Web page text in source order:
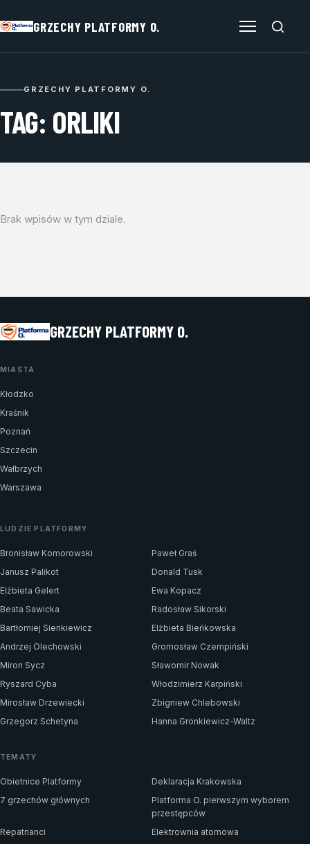
GRZECHY PLATFORMY O.
GRZECHY PLATFORMY O.
TAG: ORLIKI
Brak wpisów w tym dziale.
GRZECHY PLATFORMY O.
MIASTA
Kłodzko
Kraśnik
Poznań
Szczecin
Wałbrzych
Warszawa
LUDZIE PLATFORMY
Bronisław Komorowski
Paweł Graś
Janusz Palikot
Donald Tusk
Elżbieta Gelert
Ewa Kopacz
Beata Sawicka
Radosław Sikorski
Bartłomiej Sienkiewicz
Elżbieta Bieńkowska
Andrzej Olechowski
Gromosław Czempiński
Miron Sycz
Sławomir Nowak
Ryszard Cyba
Włodzimierz Karpiński
Mirosław Drzewiecki
Zbigniew Chlebowski
Grzegorz Schetyna
Hanna Gronkiewicz-Waltz
TEMATY
Obietnice Platformy
Deklaracja Krakowska
7 grzechów głównych
Platforma O. pierwszym wyborem
przestępców
Repatrianci
Elektrownia atomowa